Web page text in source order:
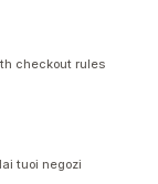
checkout rules
tuoi negozi